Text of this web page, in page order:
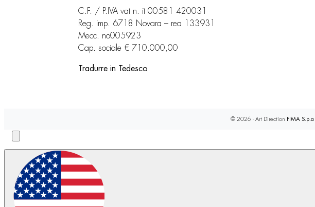
C.F. / P.IVA vat n. it 00581 420031
Reg. imp. 6718 Novara – rea 133931
Mecc. no005923
Cap. sociale € 710.000,00
Tradurre in Tedesco
© 2026 - Art Direction FIMA S.p.a